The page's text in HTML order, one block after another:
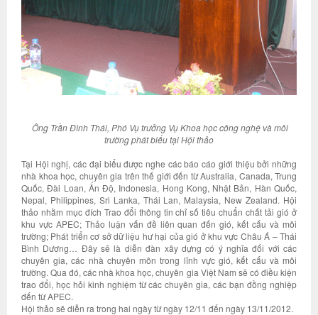
Ông Trần Đình Thái, Phó Vụ trưởng Vụ Khoa học công nghệ và môi
trường phát biểu tại Hội thảo
Tại Hội nghị, các đại biểu được nghe các báo cáo giới thiệu bởi những
nhà khoa học, chuyên gia trên thế giới đến từ Australia, Canada, Trung
Quốc, Đài Loan, Ấn Độ, Indonesia, Hong Kong, Nhật Bản, Hàn Quốc,
Nepal, Philippines, Sri Lanka, Thái Lan, Malaysia, New Zealand. Hội
thảo nhằm mục đích Trao đổi thông tin chỉ số tiêu chuẩn chất tải gió ở
khu vực APEC; Thảo luận vấn đề liên quan đến gió, kết cấu và môi
trường; Phát triển cơ sở dữ liệu hư hại của gió ở khu vực Châu Á – Thái
Bình Dương… Đây sẽ là diễn đàn xây dựng có ý nghĩa đối với các
chuyên gia, các nhà chuyên môn trong lĩnh vực gió, kết cấu và môi
trường. Qua đó, các nhà khoa học, chuyên gia Việt Nam sẽ có điều kiện
trao đổi, học hỏi kinh nghiệm từ các chuyên gia, các bạn đồng nghiệp
đến từ APEC.
Hội thảo sẽ diễn ra trong hai ngày từ ngày 12/11 đến ngày 13/11/2012.